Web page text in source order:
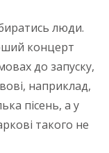
люди.
концерт
до запуску,
наприклад,
пісень, а у
такого не